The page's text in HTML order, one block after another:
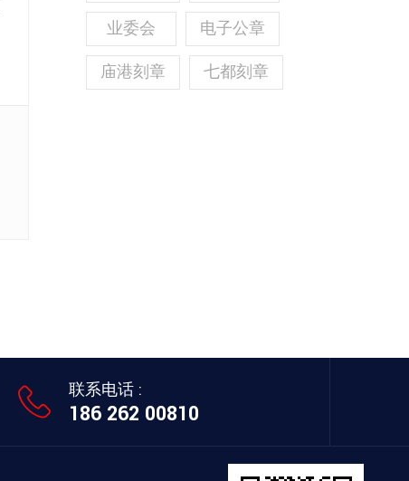
业委会 电子公章
庙港刻章 七都刻章
联系电话 :
186 262 00810